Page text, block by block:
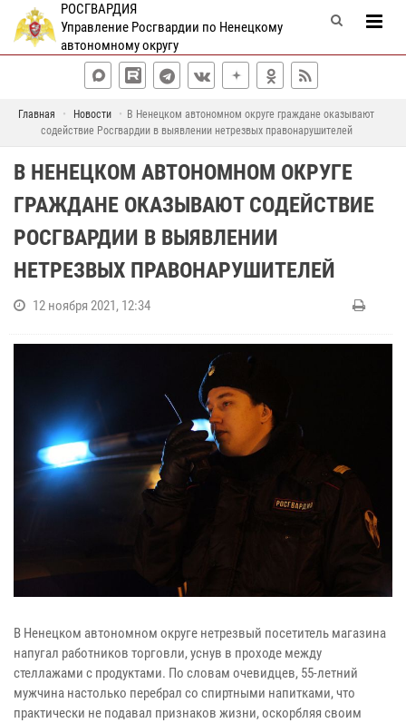
РОСГВАРДИЯ
Управление Росгвардии по Ненецкому
автономному округу
Главная Новости
В Ненецком автономном округе граждане оказывают
содействие Росгвардии в выявлении нетрезвых правонарушителей
В НЕНЕЦКОМ АВТОНОМНОМ ОКРУГЕ
ГРАЖДАНЕ ОКАЗЫВАЮТ СОДЕЙСТВИЕ
РОСГВАРДИИ В ВЫЯВЛЕНИИ
НЕТРЕЗВЫХ ПРАВОНАРУШИТЕЛЕЙ
12 ноября 2021, 12:34
В Ненецком автономном округе нетрезвый посетитель магазина
напугал работников торговли, уснув в проходе между
стеллажами с продуктами. По словам очевидцев, 55-летний
мужчина настолько перебрал со спиртными напитками, что
практически не подавал признаков жизни, оскорбляя своим